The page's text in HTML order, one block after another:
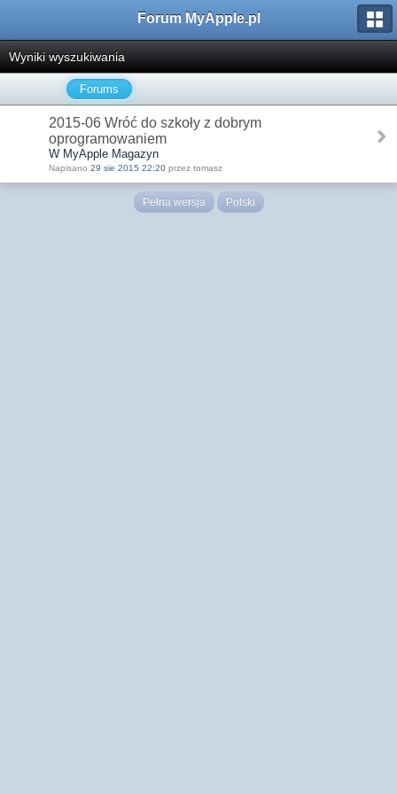
Forum MyApple.pl
Wyniki wyszukiwania
Forums
2015-06 Wróć do szkoły z dobrym
oprogramowaniem
W MyApple Magazyn
Napisano 29 sie 2015 22:20 przez tomasz
Pełna wersja Polski